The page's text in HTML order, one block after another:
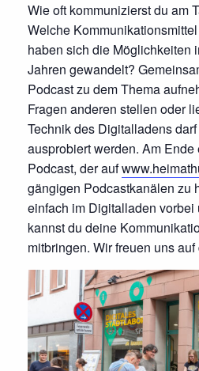
Wie oft kommunizierst du am
Welche
haben sich die Möglichkeiten
Jahren gewandelt?
Podcast zu dem Thema
Fragen anderen stellen oder
Technik des Digitalladens
ausprobiert werden. Am
Podcast, der auf
gängigen Podcastkanälen zu
einfach im Digitalladen vorbei
kannst du deine
mitbringen. Wir freuen uns